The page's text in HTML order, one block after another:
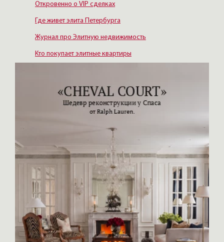
Откровенно о VIP сделках
Где живет элита Петербурга
Журнал про Элитную недвижимость
Кто покупает элитные квартиры